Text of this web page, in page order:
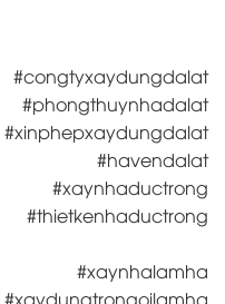
#havendalat
#xaynhaductrong
#xaynhalamha